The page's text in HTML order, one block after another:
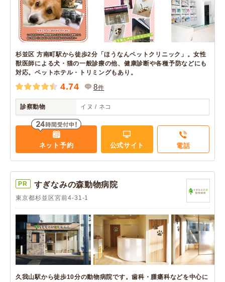
杉並区 方南町駅から徒歩2分「ほうなんペットクリニック」。女性
獣医師による犬・猫の一般診療の他、健康診断や各種予防などにも
対応。ペットホテル・トリミングもあり。
4.74 8件
診察動物 イヌ / ネコ
ネット予約 公式サイト 電話
PR すぎなみの森動物病院
東京都杉並区宮前4-31-1
久我山駅から徒歩10分の動物病院です。歯科・腫瘍科などを中心に